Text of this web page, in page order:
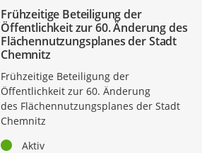
Frühzeitige Beteiligung der
Öffentlichkeit zur 60. Änderung des
Flächennutzungsplanes der Stadt
Chemnitz
Frühzeitige Beteiligung der
Öffentlichkeit zur 60. Änderung
des Flächennutzungsplanes der Stadt
Chemnitz
StatusAktiv